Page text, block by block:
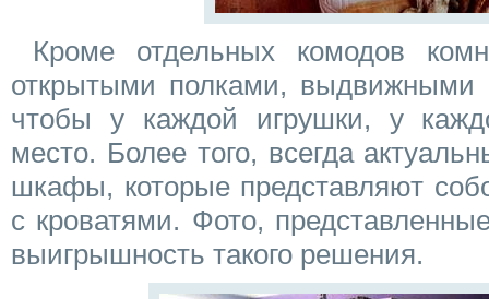
Кроме отдельных комодов
открытыми полками,
чтобы у каждой игрушки, у
место. Более того, всегда
шкафы, которые представляют
с кроватями. Фото,
выигрышность такого решения.